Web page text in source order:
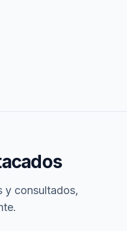
y consultados,